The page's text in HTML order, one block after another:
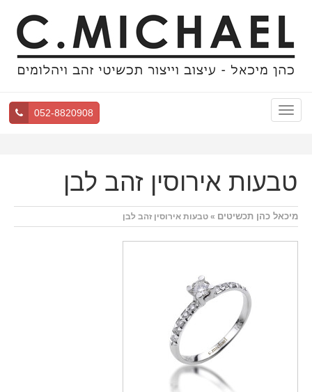
Toggle
navigation
052-8820908
טבעות אירוסין זהב לבן
מיכאל כהן תכשיטים» טבעות אירוסין זהב לבן